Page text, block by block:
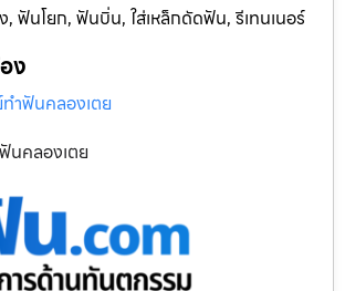
, ฟันโยก, ฟันบิ่น, ใส่เหล็กดัดฟัน, รีเทนเนอร์
ง
ำฟันคลองเตย
นคลองเตย